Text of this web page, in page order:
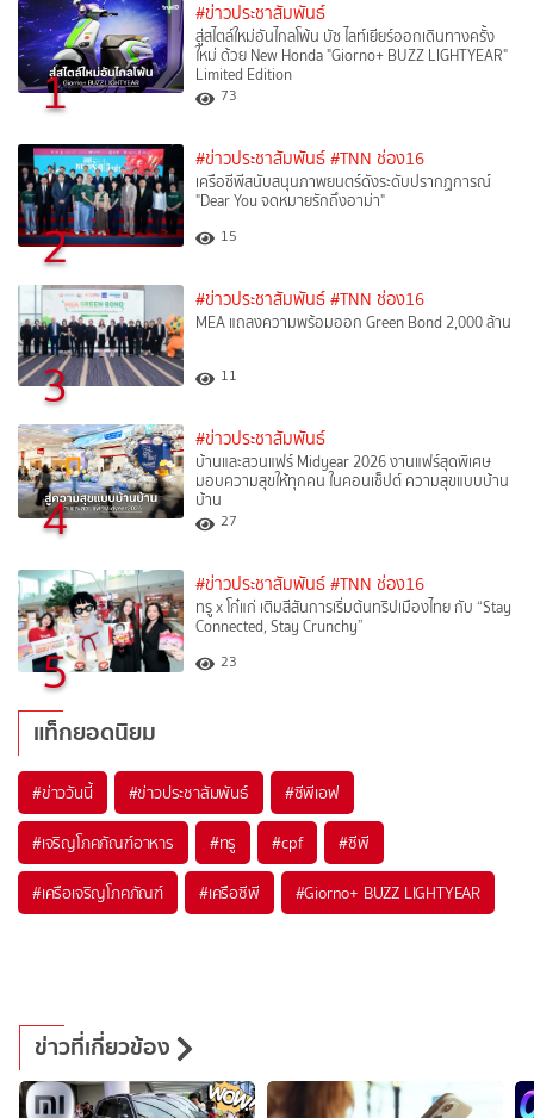
1
#ข่าวประชาสัมพันธ์
สู่สไตล์ใหม่อันไกลโพ้น บัซ ไลท์เยียร์ออกเดินทางครั้ง
ใหม่ ด้วย New Honda "Giorno+ BUZZ LIGHTYEAR"
Limited Edition
73
2
#ข่าวประชาสัมพันธ์ #TNN ช่อง16
เครือซีพีสนับสนุนภาพยนตร์ดังระดับปรากฏการณ์
"Dear You จดหมายรักถึงอาม่า"
15
3
#ข่าวประชาสัมพันธ์ #TNN ช่อง16
MEA แถลงความพร้อมออก Green Bond 2,000 ล้าน
11
4
#ข่าวประชาสัมพันธ์
บ้านและสวนแฟร์ Midyear 2026 งานแฟร์สุดพิเศษ
มอบความสุขให้ทุกคน ในคอนเซ็ปต์ ความสุขแบบบ้าน
บ้าน
27
5
#ข่าวประชาสัมพันธ์ #TNN ช่อง16
ทรู x โก๋แก่ เติมสีสันการเริ่มต้นทริปเมืองไทย กับ “Stay
Connected, Stay Crunchy”
23
แท็กยอดนิยม
#ข่าววันนี้ #ข่าวประชาสัมพันธ์ #ซีพีเอฟ
#เจริญโภคภัณฑ์อาหาร #ทรู #cpf #ซีพี
#เครือเจริญโภคภัณฑ์ #เครือซีพี #Giorno+ BUZZ LIGHTYEAR
ข่าวที่เกี่ยวข้อง